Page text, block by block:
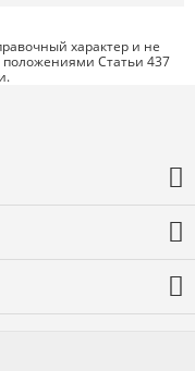
ли его вам в
характер и не
Статьи 437